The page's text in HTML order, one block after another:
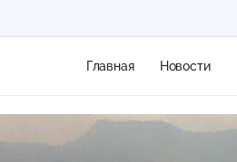
Главная Новости